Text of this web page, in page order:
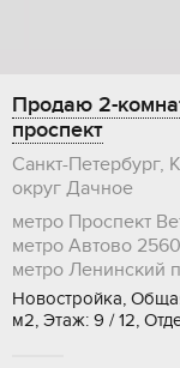
Продаю 2-
проспект
Санкт-Петербург,
округ Дачное
метро Проспект
метро Автово
метро Ленинский
Новостройка,
м2, Этаж: 9 / 12,